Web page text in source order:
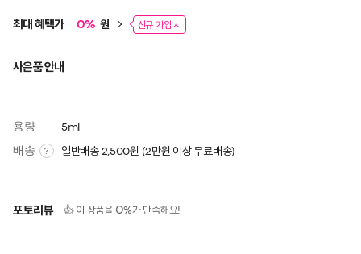
최대 혜택가 0% 원 신규 가입 시
사은품 안내
용량 5ml
배송 ? 일반배송 2,500원 (2만원 이상 무료배송)
포토리뷰 👍 이 상품을 0%가 만족해요!